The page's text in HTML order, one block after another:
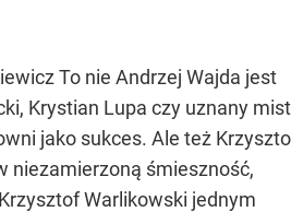
To nie Andrzej Wajda jest
Krystian Lupa czy uznany
jako sukces. Ale też
niezamierzoną śmieszność,
Warlikowski jednym